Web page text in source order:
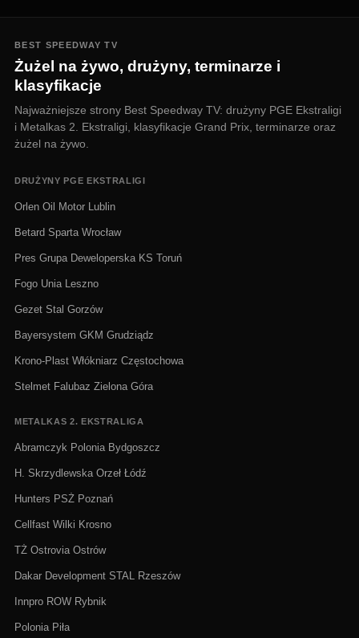
BEST SPEEDWAY TV
Żużel na żywo, drużyny, terminarze i
klasyfikacje
Najważniejsze strony Best Speedway TV: drużyny PGE Ekstraligi
i Metalkas 2. Ekstraligi, klasyfikacje Grand Prix, terminarze oraz
żużel na żywo.
DRUŻYNY PGE EKSTRALIGI
Orlen Oil Motor Lublin
Betard Sparta Wrocław
Pres Grupa Deweloperska KS Toruń
Fogo Unia Leszno
Gezet Stal Gorzów
Bayersystem GKM Grudziądz
Krono-Plast Włókniarz Częstochowa
Stelmet Falubaz Zielona Góra
METALKAS 2. EKSTRALIGA
Abramczyk Polonia Bydgoszcz
H. Skrzydlewska Orzeł Łódź
Hunters PSŻ Poznań
Cellfast Wilki Krosno
TŻ Ostrovia Ostrów
Dakar Development STAL Rzeszów
Innpro ROW Rybnik
Polonia Piła